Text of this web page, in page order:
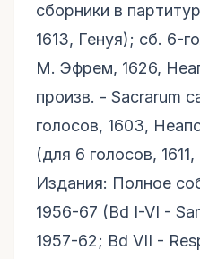
сборники в
1613, Генуя); сб. 6-
М. Эфрем, 1626,
произв. - Sacrarum
голосов, 1603,
(для 6 голосов,
Издания: Полное
1956-67 (Bd I-VI -
1957-62; Bd VII -